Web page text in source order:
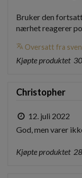
Bruker den
nærhet reagerer
translate Oversatt fra
Kjøpte produktet
Christopher
12. juli 2022
God, men varer
Kjøpte produktet